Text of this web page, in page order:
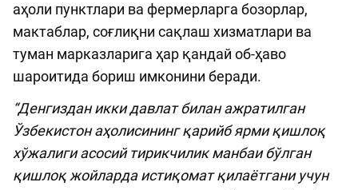
аҳоли пунктлари ва фермерларга бозорлар,
мактаблар, соғлиқни сақлаш хизматлари ва
туман марказларига ҳар қандай об-ҳаво
шароитида бориш имконини беради.
“Денгиздан икки давлат билан ажратилган
Ўзбекистон аҳолисининг қарийб ярми қишлоқ
хўжалиги асосий тирикчилик манбаи бўлган
қишлоқ жойларда истиқомат қилаётгани учун